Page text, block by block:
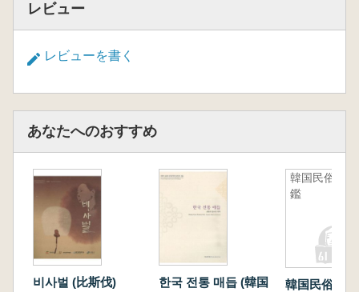
レビュー
レビューを書く
あなたへのおすすめ
비사벌 (比斯伐)
한국 전통 매듭 (韓国
韓国民俗図
鑑
韓国民俗図鑑